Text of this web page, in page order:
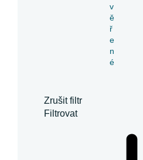
v
ě
ř
e
n
é
Zrušit filtr
Filtrovat